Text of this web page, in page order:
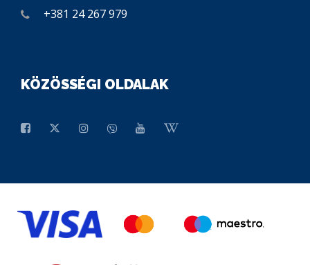
+381 24 267 979
KÖZÖSSÉGI OLDALAK